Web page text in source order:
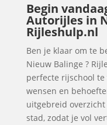
Begin
Autorijles in
Rijleshulp.nl
Ben je klaar om te
Nieuw Balinge ?
perfecte rijschool
wensen en
uitgebreid
stad, zodat je vol